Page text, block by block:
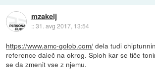
mzakelj
::31. avg 2017, 13:54
https://www.amc-golob.com/ dela tudi
reference daleč na okrog. Sploh kar se tiče
se da zmenit vse z njemu.